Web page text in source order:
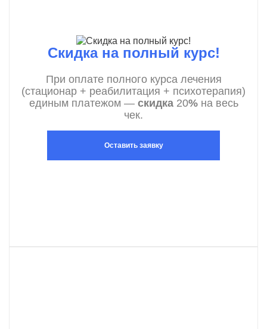
Скидка на полный курс!
При оплате полного курса лечения
(стационар + реабилитация + психотерапия)
единым платежом — скидка 20%на весь
чек.
Оставить заявку